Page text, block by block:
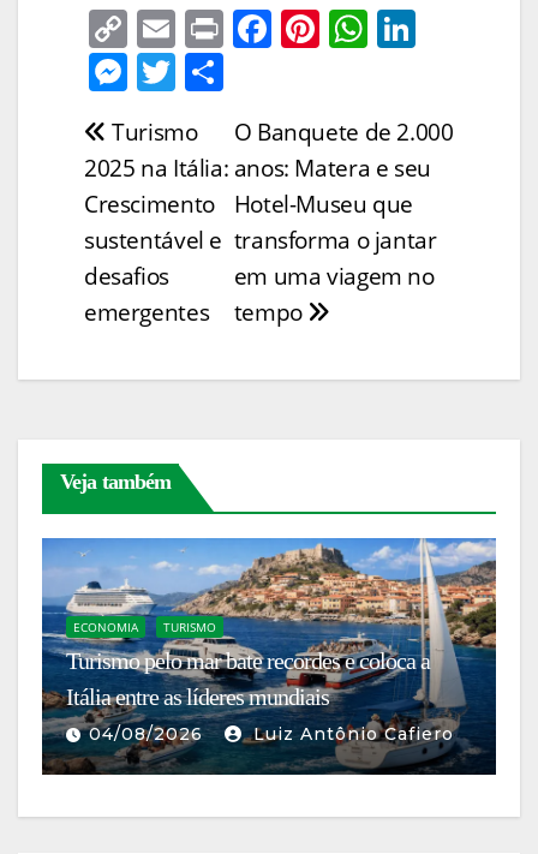
C
o
p
y
Li
n
k
E
m
ai
l
Pr F
e
b
o
o
k
Pi
e
st
W
s
A
p
p
e
dI
M
ss
e
n
g
er
T
itt
er
h
ar
e
Navegação
de
Post
O Banquete de 2.000
anos: Matera e seu
Hotel-Museu que
transforma o jantar
em uma viagem no
tempo
Turismo
2025 na Itália:
Crescimento
sustentável e
desafios
emergentes
Veja também
ECONOMIA TURISMO
Turismo pelo mar bate recordes e coloca a
Itália entre as líderes mundiais
04/08/2026 Luiz Antônio Cafiero